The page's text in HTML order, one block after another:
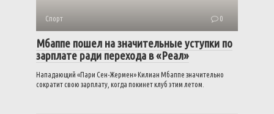
Спорт 0
Мбаппе пошел на значительные уступки по
зарплате ради перехода в «Реал»
Нападающий «Пари Сен-Жермен» Килиан Мбаппе значительно
сократит свою зарплату, когда покинет клуб этим летом.